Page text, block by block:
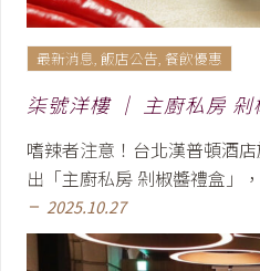
最新消息 飯店公告 餐飲優惠
柒號洋樓 │ 主廚私房 剁
嗜辣者注意！台北漢普頓酒
出「主廚私房 剁椒醬禮盒」
remove 2025.10.27